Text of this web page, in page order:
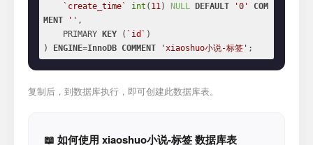
`create_time`
int ( 11) NULL DEFAULT '0'
COM
MENT
'' ,
    PRIMARY
KEY ( `id` )
)
ENGINE=InnoDB COMMENT 'xiaoshuo小说-标签' ;
复制后，到数据库执行，即可创建此数据库表。
📖 如何使用 xiaoshuo小说-标签 数据库表